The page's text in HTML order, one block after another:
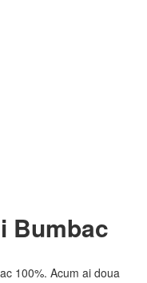
Bumbac
100%. Acum ai doua